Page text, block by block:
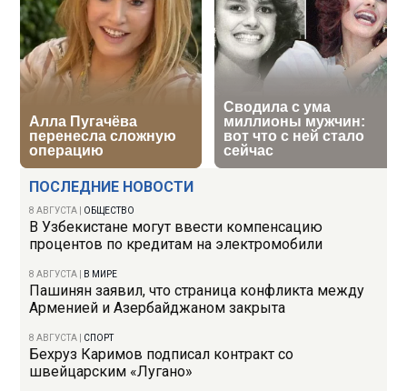
ПОСЛЕДНИЕ НОВОСТИ
8 АВГУСТА ОБЩЕСТВО
В Узбекистане могут ввести компенсацию
процентов по кредитам на электромобили
8 АВГУСТА В МИРЕ
Пашинян заявил, что страница конфликта между
Арменией и Азербайджаном закрыта
8 АВГУСТА СПОРТ
Бехруз Каримов подписал контракт со
швейцарским «Лугано»